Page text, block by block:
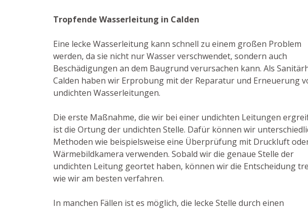
Tropfende Wasserleitung in Calden
Eine lecke Wasserleitung kann schnell zu einem großen Problem
werden, da sie nicht nur Wasser verschwendet, sondern auch
Beschädigungen an dem Baugrund verursachen kann. Als
Calden haben wir Erprobung mit der Reparatur und Erneuerung
undichten Wasserleitungen.
Die erste Maßnahme, die wir bei einer undichten Leitungen
ist die Ortung der undichten Stelle. Dafür können wir
Methoden wie beispielsweise eine Überprüfung mit Druckluft
Wärmebildkamera verwenden. Sobald wir die genaue Stelle der
undichten Leitung geortet haben, können wir die Entscheidung
wie wir am besten verfahren.
In manchen Fällen ist es möglich, die lecke Stelle durch einen